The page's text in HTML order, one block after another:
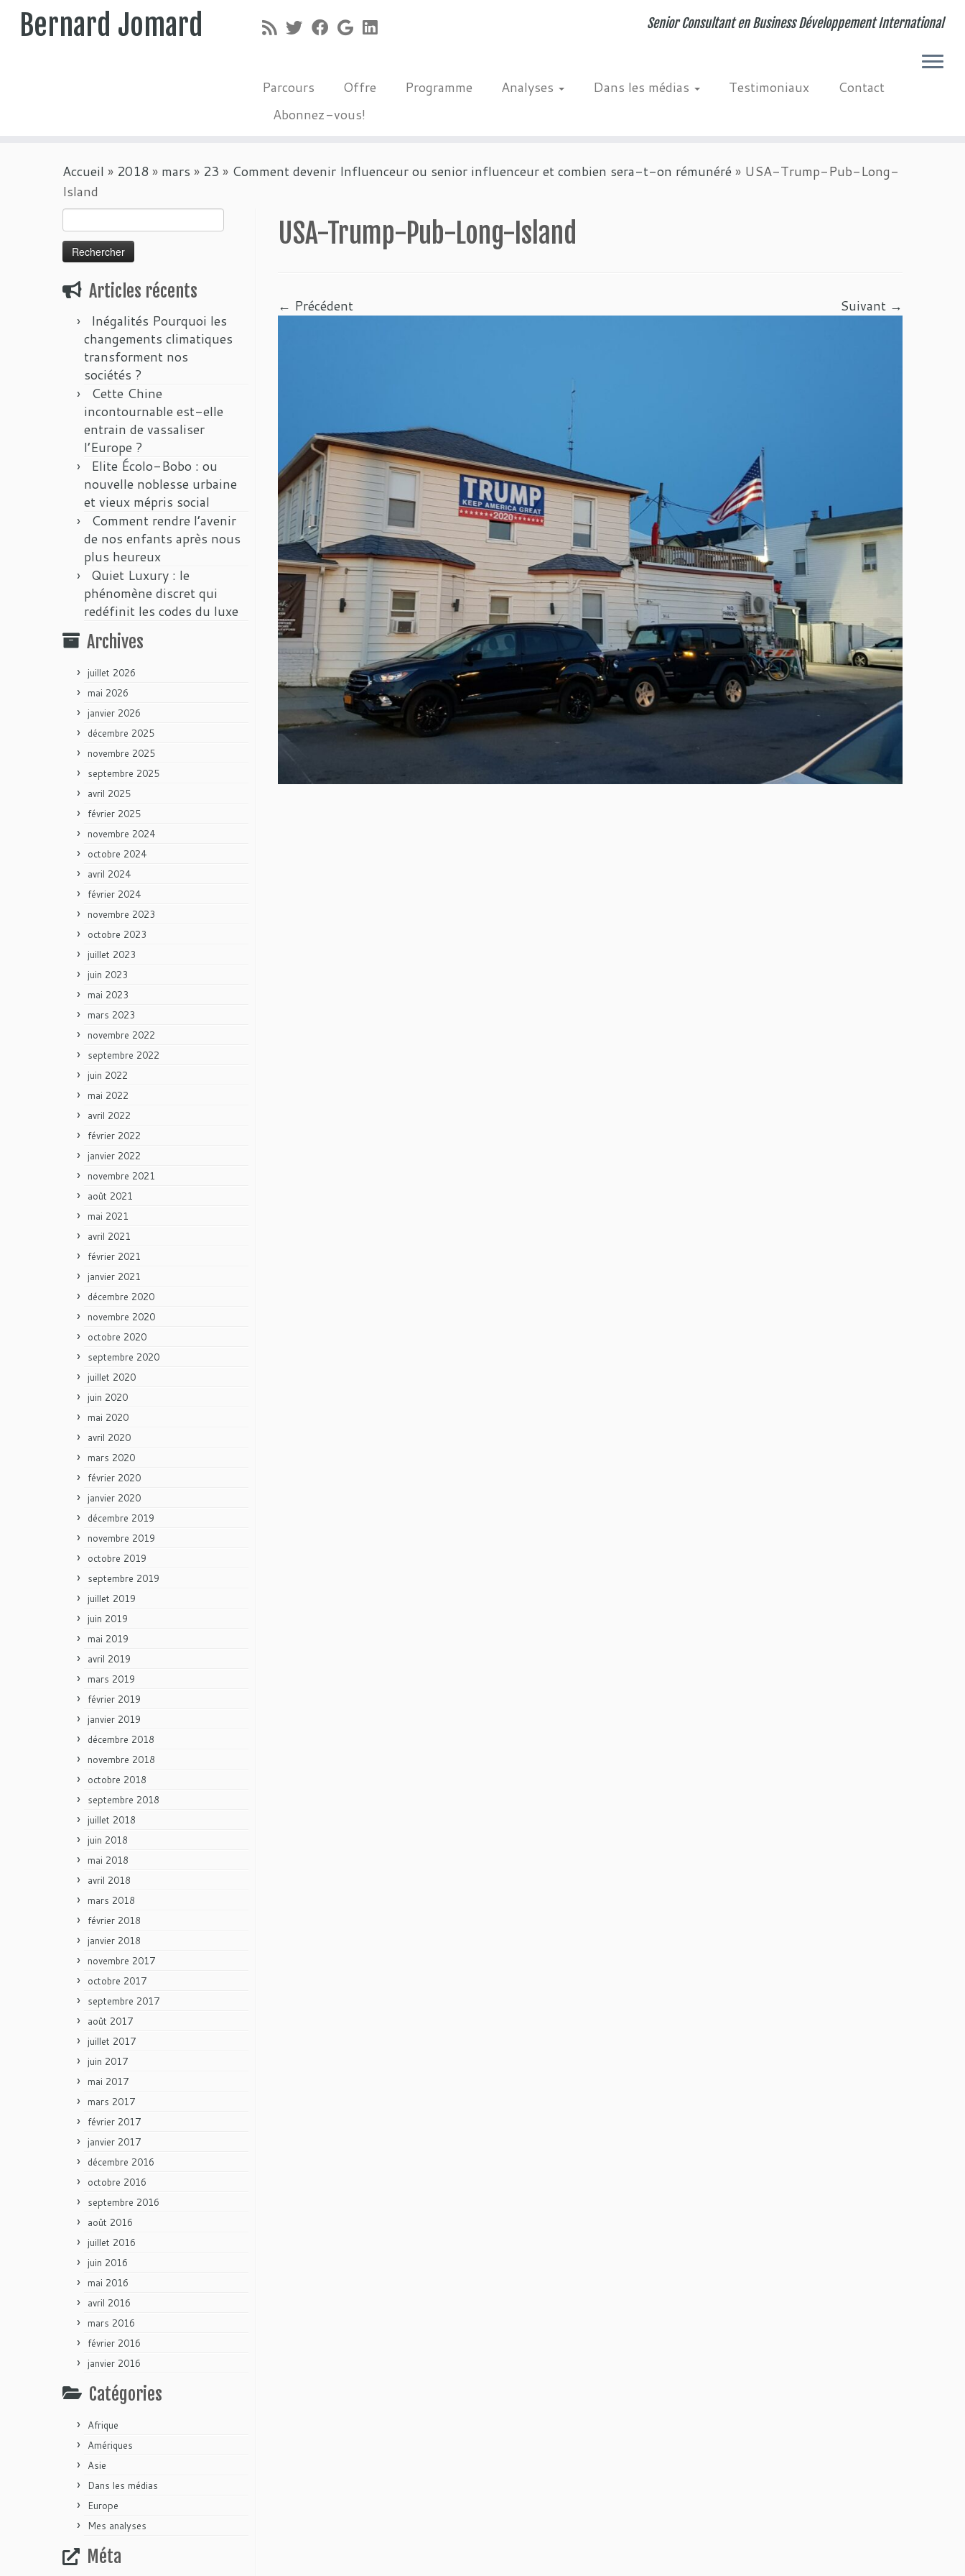
Bernard Jomard Senior Consultant en Business Développement International
Parcours Offre Programme Analyses Dans les médias Testimoniaux
Contact
Abonnez-vous!
Accueil » 2018 » mars » 23 » Comment devenir Influenceur ou senior influenceur et combien sera-t-on rémunéré » USA-Trump-Pub-Long-
Island
Articles récents
Inégalités Pourquoi les
changements climatiques
transforment nos
sociétés ?
Cette Chine
incontournable est-elle
entrain de vassaliser
l’Europe ?
Elite Écolo-Bobo : ou
nouvelle noblesse urbaine
et vieux mépris social
Comment rendre l’avenir
de nos enfants après nous
plus heureux
Quiet Luxury : le
phénomène discret qui
redéfinit les codes du luxe
Archives
juillet 2026
mai 2026
janvier 2026
décembre 2025
novembre 2025
septembre 2025
avril 2025
février 2025
novembre 2024
octobre 2024
avril 2024
février 2024
novembre 2023
octobre 2023
juillet 2023
juin 2023
mai 2023
mars 2023
novembre 2022
septembre 2022
juin 2022
mai 2022
avril 2022
février 2022
janvier 2022
novembre 2021
août 2021
mai 2021
avril 2021
février 2021
janvier 2021
décembre 2020
novembre 2020
octobre 2020
septembre 2020
juillet 2020
juin 2020
mai 2020
avril 2020
mars 2020
février 2020
janvier 2020
décembre 2019
novembre 2019
octobre 2019
septembre 2019
juillet 2019
juin 2019
mai 2019
avril 2019
mars 2019
février 2019
janvier 2019
décembre 2018
novembre 2018
octobre 2018
septembre 2018
juillet 2018
juin 2018
mai 2018
avril 2018
mars 2018
février 2018
janvier 2018
novembre 2017
octobre 2017
septembre 2017
août 2017
juillet 2017
juin 2017
mai 2017
mars 2017
février 2017
janvier 2017
décembre 2016
octobre 2016
septembre 2016
août 2016
juillet 2016
juin 2016
mai 2016
avril 2016
mars 2016
février 2016
janvier 2016
Catégories
Afrique
Amériques
Asie
Dans les médias
Europe
Mes analyses
Méta
USA-Trump-Pub-Long-Island
← Précédent Suivant →